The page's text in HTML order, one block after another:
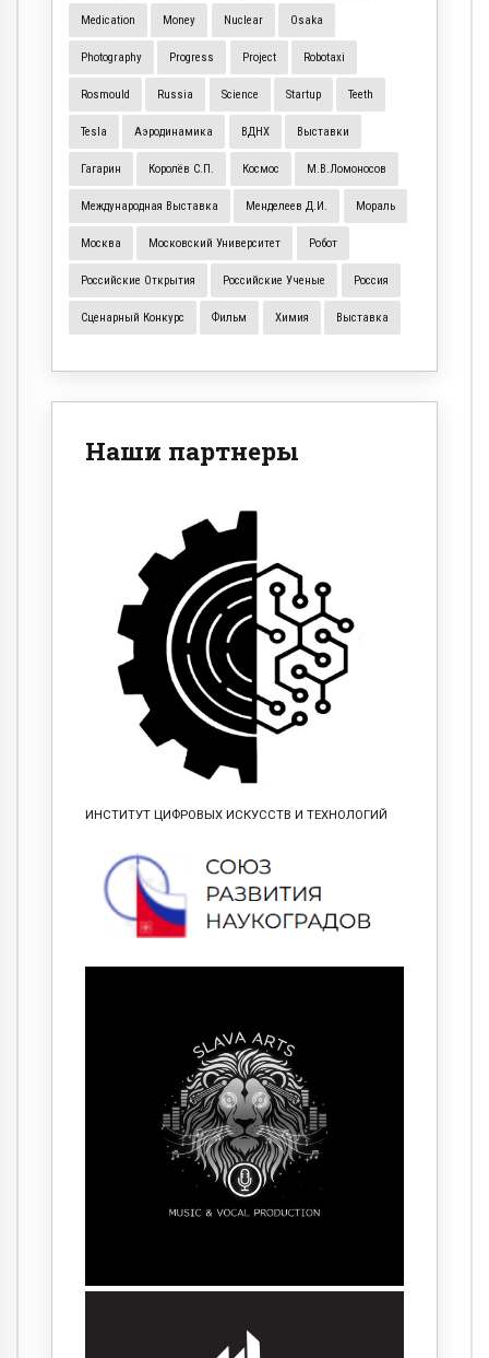
Medication Money Nuclear Osaka
Photography Progress Project Robotaxi
Rosmould Russia Science Startup Teeth
Tesla Аэродинамика ВДНХ Выставки
Гагарин Королёв С.П. Космос М.В.Ломоносов
Международная Выставка Менделеев Д.И. Мораль
Москва Московский Университет Робот
Российские Открытия Российские Ученые Россия
Сценарный Конкурс Фильм Химия Выставка
Наши партнеры
ИНСТИТУТ ЦИФРОВЫХ ИСКУССТВ И ТЕХНОЛОГИЙ